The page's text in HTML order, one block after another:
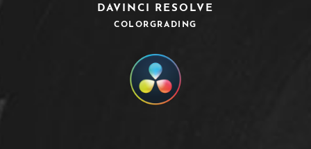
DAVINCI RESOLVE
COLORGRADING